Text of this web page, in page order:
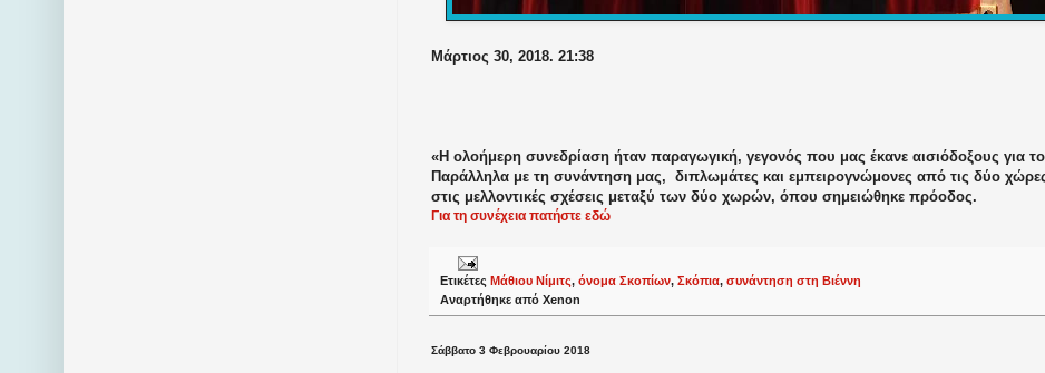
Μάρτιος 30, 2018. 21:38
«Η ολοήμερη συνεδρίαση ήταν παραγωγική, γεγονός που μας έκανε αισιόδοξους για
Παράλληλα με τη συνάντηση μας, διπλωμάτες και εμπειρογνώμονες από τις δύο
στις μελλοντικές σχέσεις μεταξύ των δύο χωρών, όπου σημειώθηκε πρόοδος.
Για τη συνέχεια πατήστε εδώ
Ετικέτες Μάθιου Νίμιτς, όνομα Σκοπίων, Σκόπια, συνάντηση στη Βιέννη
Αναρτήθηκε από Xenon
Σάββατο 3 Φεβρουαρίου 2018